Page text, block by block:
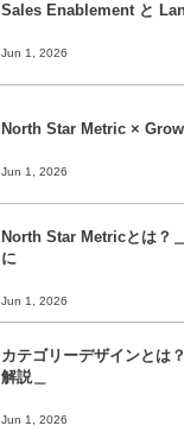
Sales Enablement と
Jun 1, 2026
North Star Metric ×
Jun 1, 2026
North Star Metricとは？
に
Jun 1, 2026
カテゴリーデザインとは
解説＿
Jun 1, 2026